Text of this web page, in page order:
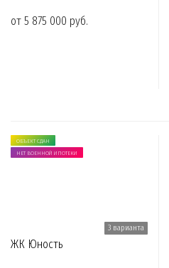
от 5 875 000 руб.
ОБЪЕКТ СДАН
НЕТ ВОЕННОЙ ИПОТЕКИ
3 варианта
ЖК Юность